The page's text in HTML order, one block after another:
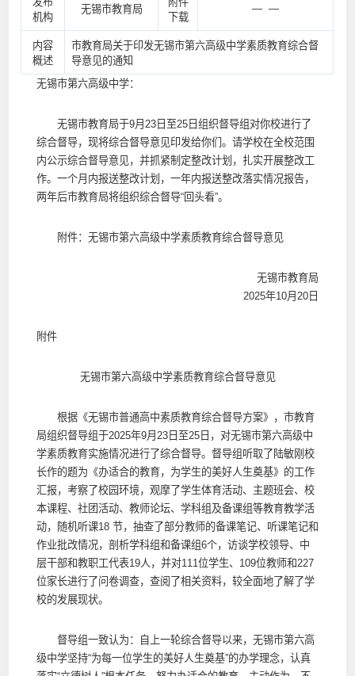
机构
无锡市教育局
下载
— —
内容
概述
市教育局关于印发无锡市第六高级中学素质教育综合督
导意见的通知
无锡市第六高级中学：
无锡市教育局于9月23日至25日组织督导组对你校进行了
综合督导，现将综合督导意见印发给你们。请学校在全校范围
内公示综合督导意见，并抓紧制定整改计划，扎实开展整改工
作。一个月内报送整改计划，一年内报送整改落实情况报告，
两年后市教育局将组织综合督导“回头看”。
附件：无锡市第六高级中学素质教育综合督导意见
无锡市教育局
2025年10月20日
附件
无锡市第六高级中学素质教育综合督导意见
根据《无锡市普通高中素质教育综合督导方案》，市教育
局组织督导组于2025年9月23日至25日，对无锡市第六高级中
学素质教育实施情况进行了综合督导。督导组听取了陆敏刚校
长作的题为《办适合的教育，为学生的美好人生奠基》的工作
汇报，考察了校园环境，观摩了学生体育活动、主题班会、校
本课程、社团活动、教师论坛、学科组及备课组等教育教学活
动，随机听课18 节，抽查了部分教师的备课笔记、听课笔记和
作业批改情况，剖析学科组和备课组6个，访谈学校领导、中
层干部和教职工代表19人，并对111位学生、109位教师和227
位家长进行了问卷调查，查阅了相关资料，较全面地了解了学
校的发展现状。
督导组一致认为：自上一轮综合督导以来，无锡市第六高
级中学坚持“为每一位学生的美好人生奠基”的办学理念，认真